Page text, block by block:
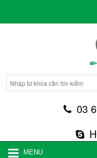
03
MENU